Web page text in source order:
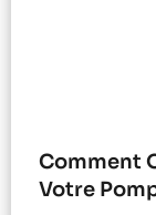
Comment
Votre